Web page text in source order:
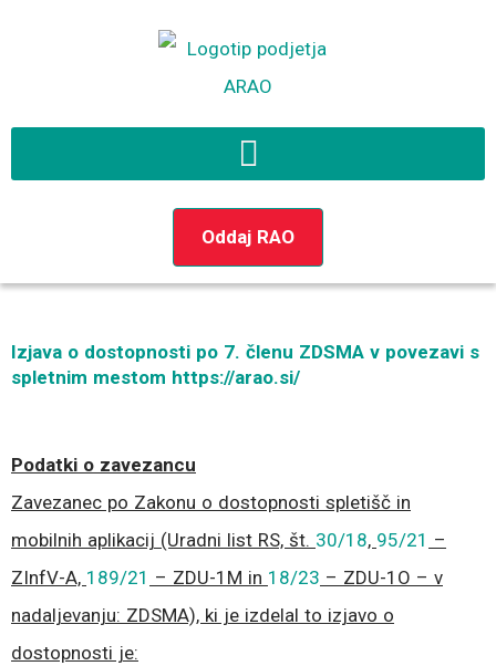
Oddaj RAO
Izjava o dostopnosti po 7. členu ZDSMA v povezavi s
spletnim mestom https://arao.si/
Podatki o zavezancu
Zavezanec po Zakonu o dostopnosti spletišč in
mobilnih aplikacij (Uradni list RS, št. 30/18, 95/21 –
ZInfV-A, 189/21 – ZDU-1M in 18/23 – ZDU-1O – v
nadaljevanju: ZDSMA), ki je izdelal to izjavo o
dostopnosti je: